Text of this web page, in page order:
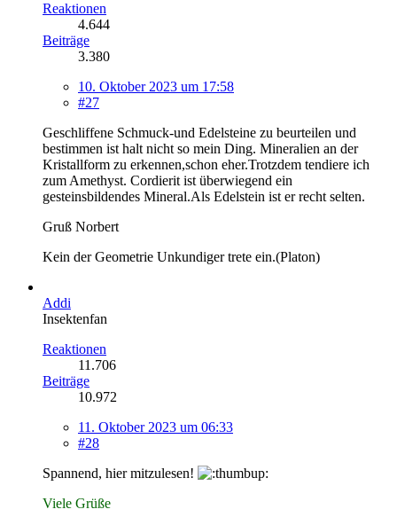
Reaktionen
4.644
Beiträge
3.380
10. Oktober 2023 um 17:58
#27
Geschliffene Schmuck-und Edelsteine zu beurteilen und
bestimmen ist halt nicht so mein Ding. Mineralien an der
Kristallform zu erkennen,schon eher.Trotzdem tendiere ich
zum Amethyst. Cordierit ist überwiegend ein
gesteinsbildendes Mineral.Als Edelstein ist er recht selten.
Gruß Norbert
Kein der Geometrie Unkundiger trete ein.(Platon)
Addi
Insektenfan
Reaktionen
11.706
Beiträge
10.972
11. Oktober 2023 um 06:33
#28
Spannend, hier mitzulesen!
Viele Grüße